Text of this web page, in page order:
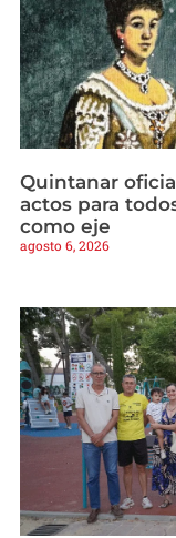
Quintanar
actos para
como eje
agosto 6, 2026